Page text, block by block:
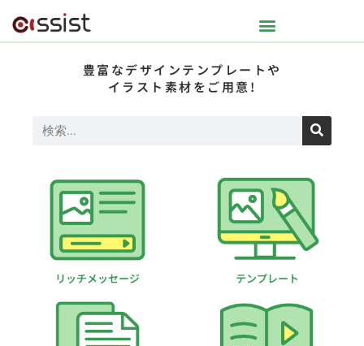
豊富なデザインテンプレートや
イラスト素材をご用意!
リッチメッセージ テンプレート